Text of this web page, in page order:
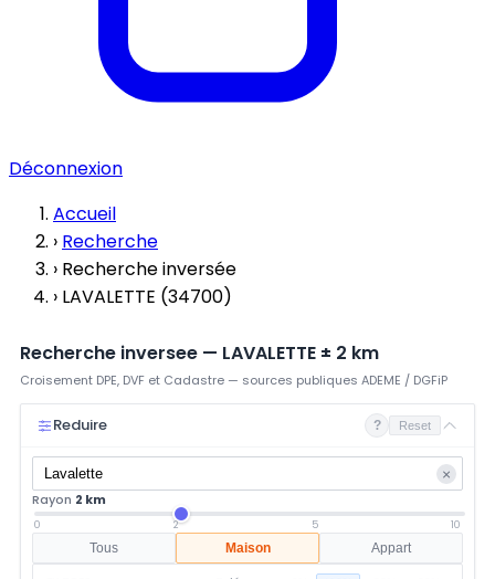
Déconnexion
Accueil
› Recherche
› Recherche inversée
› LAVALETTE (34700)
Recherche inversee — LAVALETTE ± 2 km
Croisement DPE, DVF et Cadastre — sources publiques ADEME / DGFiP
Reduire ? Reset
×
Rayon 2 km
0 2 5 10
Tous Maison Appart